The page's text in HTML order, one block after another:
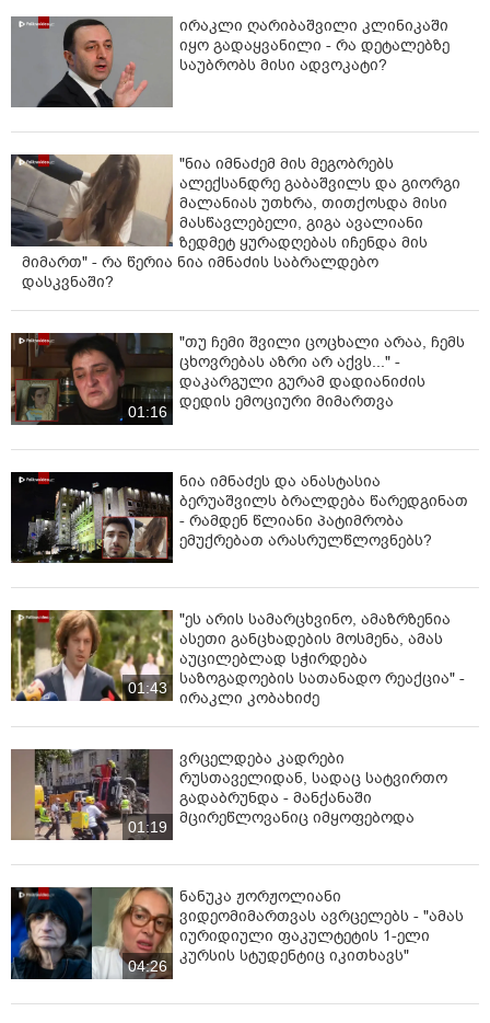
ირაკლი ღარიბაშვილი კლინიკაში
იყო გადაყვანილი - რა დეტალებზე
საუბრობს მისი ადვოკატი?
"ნია იმნაძემ მის მეგობრებს
ალექსანდრე გაბაშვილს და გიორგი
მალანიას უთხრა, თითქოსდა მისი
მასწავლებელი, გიგა ავალიანი
ზედმეტ ყურადღებას იჩენდა მის
მიმართ" - რა წერია ნია იმნაძის საბრალდებო
დასკვნაში?
01:16
"თუ ჩემი შვილი ცოცხალი არაა, ჩემს
ცხოვრებას აზრი არ აქვს..." -
დაკარგული გურამ დადიანიძის
დედის ემოციური მიმართვა
ნია იმნაძეს და ანასტასია
ბერუაშვილს ბრალდება წარედგინათ
- რამდენ წლიანი პატიმრობა
ემუქრებათ არასრულწლოვნებს?
01:43
"ეს არის სამარცხვინო, ამაზრზენია
ასეთი განცხადების მოსმენა, ამას
აუცილებლად სჭირდება
საზოგადოების სათანადო რეაქცია" -
ირაკლი კობახიძე
01:19
ვრცელდება კადრები
რუსთაველიდან, სადაც სატვირთო
გადაბრუნდა - მანქანაში
მცირეწლოვანიც იმყოფებოდა
04:26
ნანუკა ჟორჟოლიანი
ვიდეომიმართვას ავრცელებს - "ამას
იურიდიული ფაკულტეტის 1-ელი
კურსის სტუდენტიც იკითხავს"